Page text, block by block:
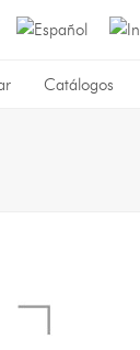
Catálogos